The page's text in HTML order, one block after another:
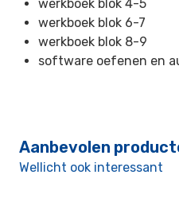
werkboek blok 4-5
werkboek blok 6-7
werkboek blok 8-9
software oefenen en
Aanbevolen
Wellicht ook interessant